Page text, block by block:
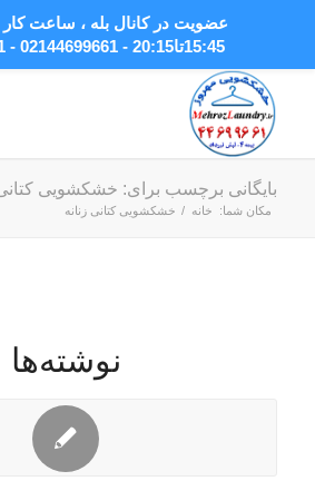
بایگانی برچسب برای: خشکشویی کتانی
مکان شما: خانه / خشکشویی کتانی زنانه
نوشته‌ها
عضویت در کانال بله
15:45تا20:15 - 02144699661 - 09044699661